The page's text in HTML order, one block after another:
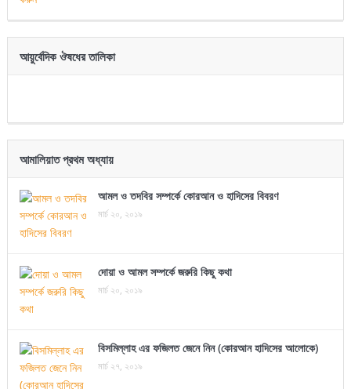
আয়ুর্বেদিক ঔষধের তালিকা
আমালিয়াত প্রথম অধ্যায়
আমল ও তদবির সম্পর্কে কোরআন ও হাদিসের বিবরণ
মার্চ ২০, ২০১৯
দোয়া ও আমল সম্পর্কে জরুরি কিছু কথা
মার্চ ২০, ২০১৯
বিসমিল্লাহ এর ফজিলত জেনে নিন (কোরআন হাদিসের আলোকে)
মার্চ ২৭, ২০১৯